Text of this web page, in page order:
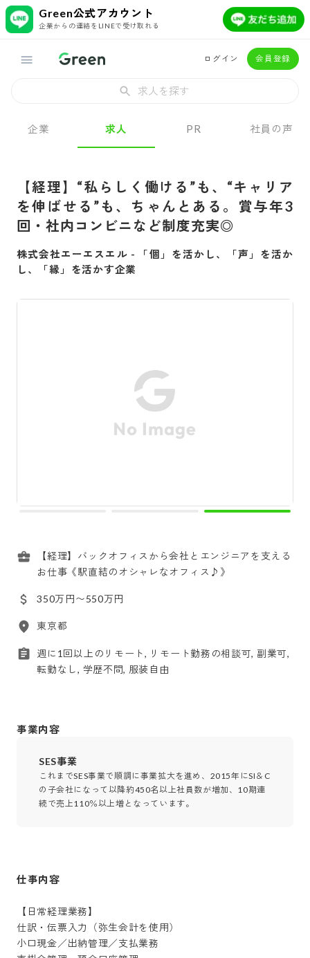
Green公式アカウント
企業からの連絡をLINEで受け取れる
ログイン 会員登録
求人を探す
企業 求人 PR 社員の声
【経理】“私らしく働ける”も、“キャリア
を伸ばせる”も、ちゃんとある。賞与年3
回・社内コンビニなど制度充実◎
株式会社エーエスエル -
「個」を活かし、「声」を活か
し、「縁」を活かす企業
【経理】バックオフィスから会社とエンジニアを支える
お仕事《駅直結のオシャレなオフィス♪》
350万円〜550万円
東京都
週に1回以上のリモート, リモート勤務の相談可, 副業可,
転勤なし, 学歴不問, 服装自由
事業内容
SES事業
これまでSES事業で順調に事業拡大を進め、2015年にSI＆C
の子会社になって以降約450名以上社員数が増加、10期連
続で売上110％以上増となっています。
仕事内容
【日常経理業務】
仕訳・伝票入力（弥生会計を使用）
小口現金／出納管理／支払業務